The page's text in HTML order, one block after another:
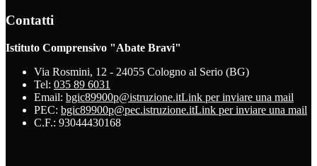
Contatti
Istituto Comprensivo "Abate Bravi"
Via Rosmini, 12 - 24055 Cologno al Serio (BG)
Tel: 035 89 6031
Email: bgic89900p@istruzione.itLink per inviare una mail
PEC: bgic89900p@pec.istruzione.itLink per inviare una mail
C.F.: 93044430168